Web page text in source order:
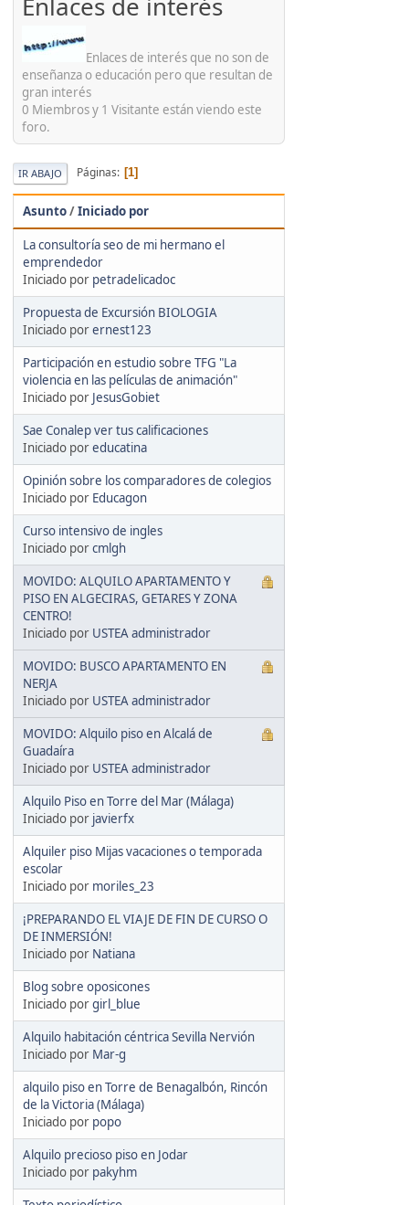
Enlaces de interés que no son de
enseñanza o educación pero que resultan de
gran interés
0 Miembros y 1 Visitante están viendo este
foro.
IR ABAJO Páginas 1
Asunto/Iniciado por
La consultoría seo de mi hermano el
emprendedor
Iniciado por petradelicadoc
Propuesta de Excursión BIOLOGIA
Iniciado porernest123
Participación en estudio sobre TFG "La
violencia en las películas de animación"
Iniciado por JesusGobiet
Sae Conalep ver tus calificaciones
Iniciado poreducatina
Opinión sobre los comparadores de colegios
Iniciado por Educagon
Curso intensivo de ingles
Iniciado porcmlgh
MOVIDO: ALQUILO APARTAMENTO Y
PISO EN ALGECIRAS, GETARES Y ZONA
CENTRO!
Iniciado por USTEA administrador
MOVIDO: BUSCO APARTAMENTO EN
NERJA
Iniciado por USTEA administrador
MOVIDO: Alquilo piso en Alcalá de
Guadaíra
Iniciado por USTEA administrador
Alquilo Piso en Torre del Mar (Málaga)
Iniciado por javierfx
Alquiler piso Mijas vacaciones o temporada
escolar
Iniciado por moriles_23
¡PREPARANDO EL VIAJE DE FIN DE CURSO O
DE INMERSIÓN!
Iniciado por Natiana
Blog sobre oposicones
Iniciado porgirl_blue
Alquilo habitación céntrica Sevilla Nervión
Iniciado por Mar-g
alquilo piso en Torre de Benagalbón, Rincón
de la Victoria (Málaga)
Iniciado por popo
Alquilo precioso piso en Jodar
Iniciado por pakyhm